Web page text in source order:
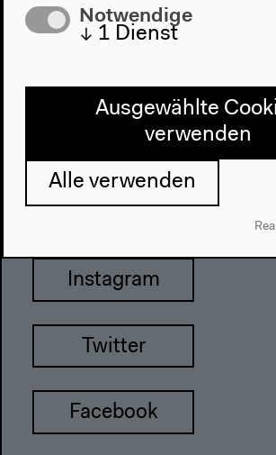
Haus der Kulturen der Welt
Tel + 49 30 397 87 0
info@hkw.de
Instagram
Twitter
Facebook
Notwendige
↓ 1 Dienst
Ausgewählte
verwenden
Alle verwenden